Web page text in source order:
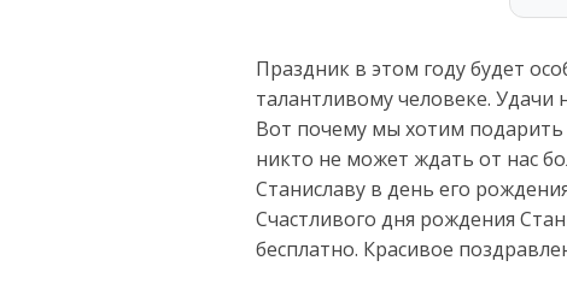
Праздник в этом году будет
талантливому человеке.
Вот почему мы хотим
никто не может ждать от нас
Станиславу в день его
Счастливого дня рождения
бесплатно. Красивое